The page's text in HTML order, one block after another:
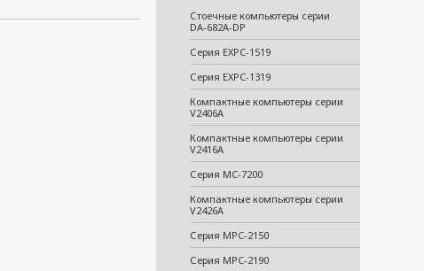
Стоечные компьютеры серии
DA-682A-DP
Серия EXPC-1519
Серия EXPC-1319
Компактные компьютеры серии
V2406A
Компактные компьютеры серии
V2416A
Серия MC-7200
Компактные компьютеры серии
V2426A
Серия MPC-2150
Серия MPC-2190